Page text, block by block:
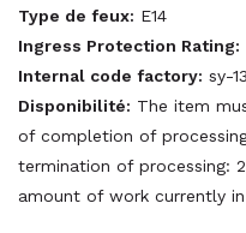
Type de feux: E14
Ingress Protection Rating:
Internal code factory: sy-
Disponibilité: The item
of completion of
termination of processing:
amount of work currently in